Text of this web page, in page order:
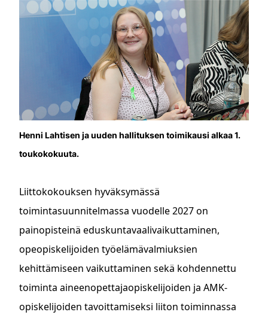
Henni Lahtisen ja uuden hallituksen toimikausi alkaa 1.
toukokokuuta.
Liittokokouksen hyväksymässä
toimintasuunnitelmassa vuodelle 2027 on
painopisteinä eduskuntavaalivaikuttaminen,
opeopiskelijoiden työelämävalmiuksien
kehittämiseen vaikuttaminen sekä kohdennettu
toiminta aineenopettajaopiskelijoiden ja AMK-
opiskelijoiden tavoittamiseksi liiton toiminnassa